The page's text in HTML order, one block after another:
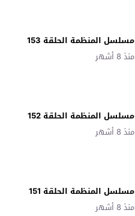
مسلسل المنظمة الحلقة 153
منذ 8 أشهر
مسلسل المنظمة الحلقة 152
منذ 8 أشهر
مسلسل المنظمة الحلقة 151
منذ 8 أشهر